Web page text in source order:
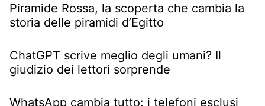
Piramide Rossa, la scoperta che cambia la
storia delle piramidi d’Egitto
ChatGPT scrive meglio degli umani? Il
giudizio dei lettori sorprende
WhatsApp cambia tutto: i telefoni esclusi